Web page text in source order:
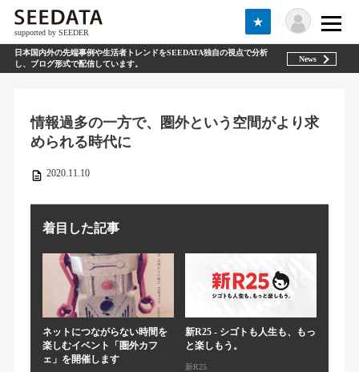
supported by SEEDER
★
日本国内外の先端事例や生活者トレンドをSEEDATA独自の視点で分析
し、ブログ形式で配信しています。
News
情報過多の一方で、圏外という空間がより求
められる時代に
2020.11.10
着目した記事
ネットにつながらない時間を
楽しむイベント「圏外カフ
ェ」を開催します
新R25 - シゴトも人生も、もっ
と楽しもう。
新R25